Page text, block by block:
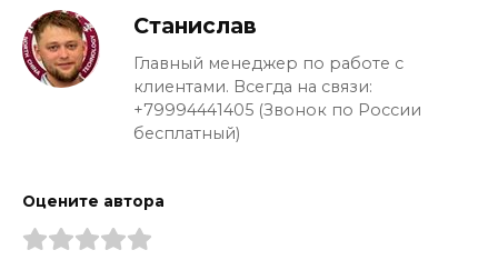
Станислав
Главный менеджер по работе с
клиентами. Всегда на связи:
+79994441405 (Звонок по России
бесплатный)
Оцените автора